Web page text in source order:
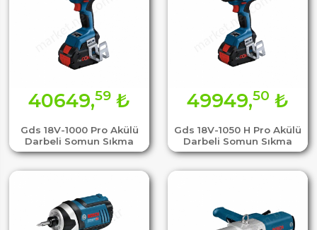
Gds 18V-1000 Pro Akülü
Darbeli Somun Sıkma
40649,59 ₺
Gds 18V-1050 H Pro Akülü
Darbeli Somun Sıkma
49949,50 ₺